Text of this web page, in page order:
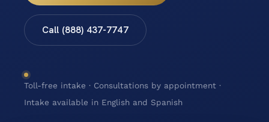
Call (888) 437-7747
Toll-free intake · Consultations by appointment ·
Intake available in English and Spanish